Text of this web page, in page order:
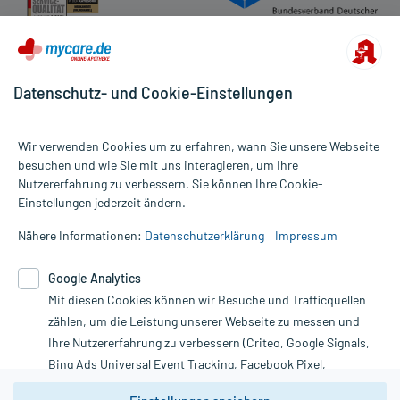
Alle Preise gelten inkl. MwSt., ggf. zzgl. Versandkosten
Informationen auf dieser Website werden ausschließlich für
die Untersuchung und Behandlung durch einen Arzt. Bitte
Therapien eingeleitet werden können. | Diese Webseite benutzt
Google Analytics. Lesen Sie bitte dazu die wichtigen Hinweise in
unserer Datenschutzerklärung. Für den Widerruf einer Bestellung
nutzen Sie das Formular:
Vertrag widerrufen
Datenschutz- und Cookie-Einstellungen
Wir verwenden Cookies um zu erfahren, wann Sie unsere Webseite
besuchen und wie Sie mit uns interagieren, um Ihre
Nutzererfahrung zu verbessern. Sie können Ihre Cookie-
Einstellungen jederzeit ändern.
Nähere Informationen: Datenschutzerklärung Impressum
Google Analytics
Mit diesen Cookies können wir Besuche und Trafficquellen
zählen, um die Leistung unserer Webseite zu messen und
Ihre Nutzererfahrung zu verbessern (Criteo, Google Signals,
Bing Ads Universal Event Tracking, Facebook Pixel,
Youtube-Social Plugin).